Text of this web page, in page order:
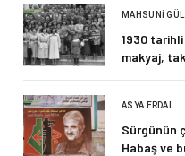
MAHSUNI GÜL
1930
makyaj,
ASYA ERDAL
Sürgünün
Habaş ve